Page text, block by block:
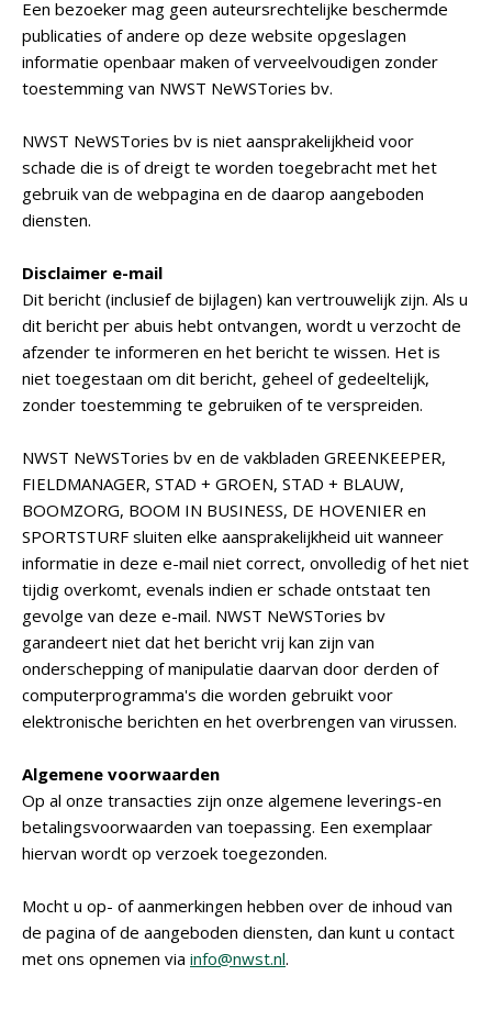
Een bezoeker mag geen auteursrechtelijke beschermde
publicaties of andere op deze website opgeslagen
informatie openbaar maken of verveelvoudigen zonder
toestemming van NWST NeWSTories bv.
NWST NeWSTories bv is niet aansprakelijkheid voor
schade die is of dreigt te worden toegebracht met het
gebruik van de webpagina en de daarop aangeboden
diensten.
Disclaimer e-mail
Dit bericht (inclusief de bijlagen) kan vertrouwelijk zijn. Als u
dit bericht per abuis hebt ontvangen, wordt u verzocht de
afzender te informeren en het bericht te wissen. Het is
niet toegestaan om dit bericht, geheel of gedeeltelijk,
zonder toestemming te gebruiken of te verspreiden.
NWST NeWSTories bv en de vakbladen GREENKEEPER,
FIELDMANAGER, STAD + GROEN, STAD + BLAUW,
BOOMZORG, BOOM IN BUSINESS, DE HOVENIER en
SPORTSTURF sluiten elke aansprakelijkheid uit wanneer
informatie in deze e-mail niet correct, onvolledig of het niet
tijdig overkomt, evenals indien er schade ontstaat ten
gevolge van deze e-mail. NWST NeWSTories bv
garandeert niet dat het bericht vrij kan zijn van
onderschepping of manipulatie daarvan door derden of
computerprogramma's die worden gebruikt voor
elektronische berichten en het overbrengen van virussen.
Algemene voorwaarden
Op al onze transacties zijn onze algemene leverings-en
betalingsvoorwaarden van toepassing. Een exemplaar
hiervan wordt op verzoek toegezonden.
Mocht u op- of aanmerkingen hebben over de inhoud van
de pagina of de aangeboden diensten, dan kunt u contact
met ons opnemen via info@nwst.nl.